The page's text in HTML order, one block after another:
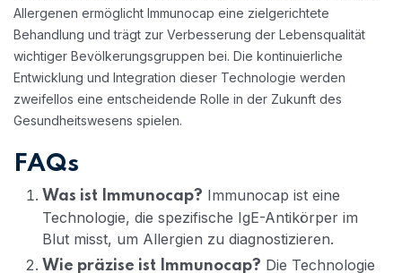
Allergenen ermöglicht Immunocap eine zielgerichtete
Behandlung und trägt zur Verbesserung der Lebensqualität
wichtiger Bevölkerungsgruppen bei. Die kontinuierliche
Entwicklung und Integration dieser Technologie werden
zweifellos eine entscheidende Rolle in der Zukunft des
Gesundheitswesens spielen.
FAQs
Was ist Immunocap? Immunocap ist eine
Technologie, die spezifische IgE-Antikörper im
Blut misst, um Allergien zu diagnostizieren.
Wie präzise ist Immunocap? Die Technologie